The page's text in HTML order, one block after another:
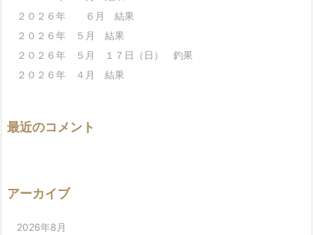
２０２６年 ６月 結果
２０２６年 ５月 結果
２０２６年 ５月 １７日（日） 釣果
２０２６年 ４月 結果
最近のコメント
アーカイブ
2026年8月